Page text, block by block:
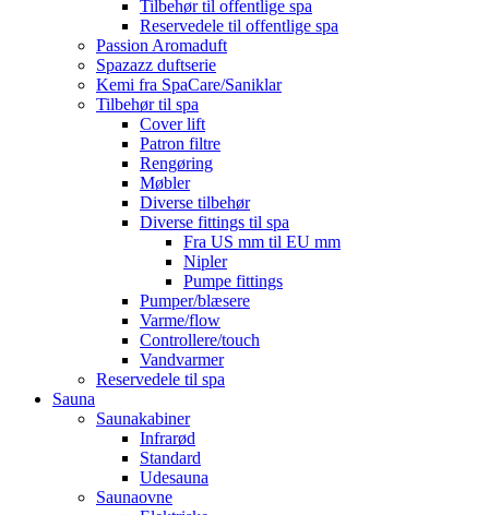
Tilbehør til offentlige spa
Reservedele til offentlige spa
Passion Aromaduft
Spazazz duftserie
Kemi fra SpaCare/Saniklar
Tilbehør til spa
Cover lift
Patron filtre
Rengøring
Møbler
Diverse tilbehør
Diverse fittings til spa
Fra US mm til EU mm
Nipler
Pumpe fittings
Pumper/blæsere
Varme/flow
Controllere/touch
Vandvarmer
Reservedele til spa
Sauna
Saunakabiner
Infrarød
Standard
Udesauna
Saunaovne